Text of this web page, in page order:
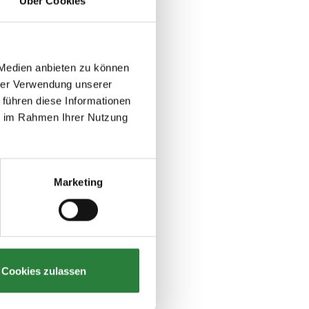
anbieten zu können
Verwendung unserer
diese Informationen
Rahmen Ihrer Nutzung
Marketing
Cookies zulassen